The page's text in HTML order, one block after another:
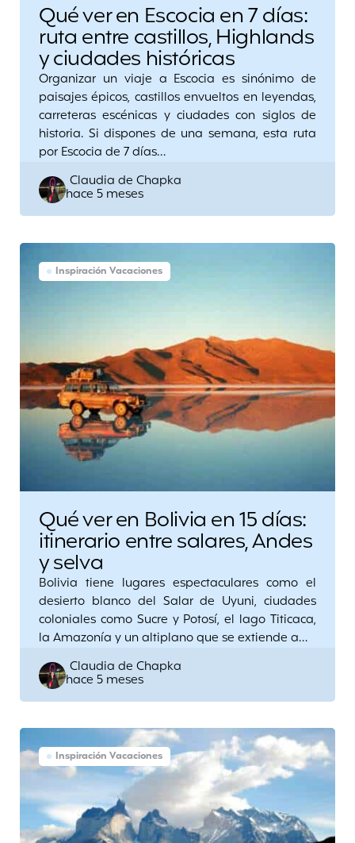
Qué ver en Escocia en 7 días:
ruta entre castillos, Highlands
y ciudades históricas
Organizar un viaje a Escocia es sinónimo de
paisajes épicos, castillos envueltos en leyendas,
carreteras escénicas y ciudades con siglos de
historia. Si dispones de una semana, esta ruta
por Escocia de 7 días…
Posted
by
Claudia de Chapka
hace 5 meses
Inspiración Vacaciones
Qué ver en Bolivia en 15 días:
itinerario entre salares, Andes
y selva
Bolivia tiene lugares espectaculares como el
desierto blanco del Salar de Uyuni, ciudades
coloniales como Sucre y Potosí, el lago Titicaca,
la Amazonía y un altiplano que se extiende a…
Posted
by
Claudia de Chapka
hace 5 meses
Inspiración Vacaciones